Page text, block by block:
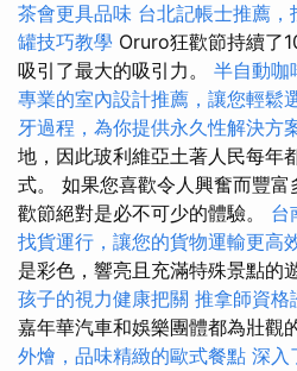
茶會更具品味 台北記帳士推薦
罐技巧教學 Oruro狂歡節持續了
吸引了最大的吸引力。 半自動咖
專業的室內設計推薦，讓您輕鬆
牙過程，為你提供永久性解決方
地，因此玻利維亞土著人民每年
式。 如果您喜歡令人興奮而豐
歡節絕對是必不可少的體驗。 台
找貨運行，讓您的貨物運輸更高
是彩色，響亮且充滿特殊景點的
孩子的視力健康把關 推拿師資格
嘉年華汽車和娛樂團體都為壯觀
外燴，品味精緻的歐式餐點 深入